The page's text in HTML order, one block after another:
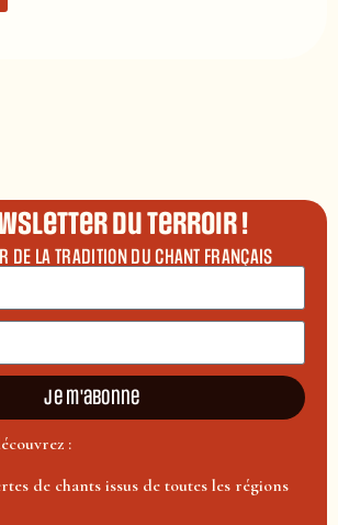
du terroir !
DE LA TRADITION DU CHANT FRANÇAIS
Je m'abonne
:
de chants issus de toutes les régions